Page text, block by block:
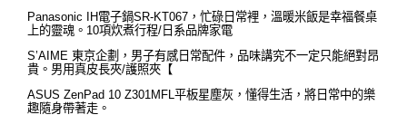
Panasonic IH電子鍋SR-KT067，忙碌日常裡，溫暖米飯是幸福餐桌
上的靈魂。10項炊煮行程/日系品牌家電
S’AIME 東京企劃，男子有感日常配件，品味講究不一定只能絕對昂
貴。男用真皮長夾/護照夾【
ASUS ZenPad 10 Z301MFL平板星塵灰，懂得生活，將日常中的樂
趣隨身帶著走。